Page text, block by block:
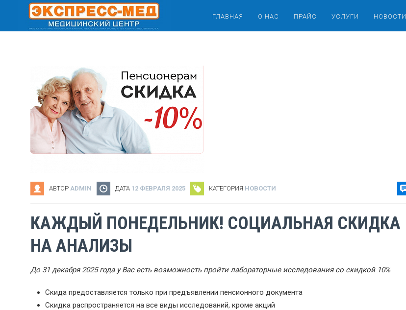
ГЛАВНАЯ О НАС ПРАЙС УСЛУГИ НОВОСТИ
АВТОР ADMIN ДАТА 12 ФЕВРАЛЯ 2025 КАТЕГОРИЯ НОВОСТИ
КАЖДЫЙ ПОНЕДЕЛЬНИК! СОЦИАЛЬНАЯ СКИДКА
НА АНАЛИЗЫ
До 31 декабря 2025 года у Вас есть возможность пройти лабораторные исследования со скидкой 10%
Скида предоставляется только при предъявлении пенсионного документа
Скидка распространяется на все виды исследований, кроме акций